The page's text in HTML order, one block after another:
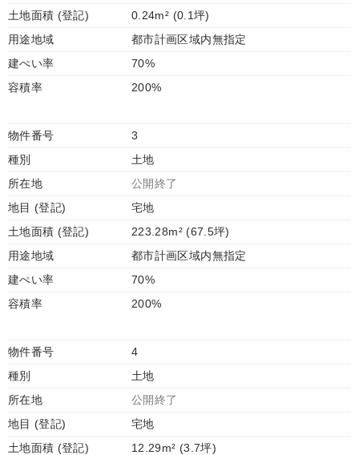
土地面積 (登記)
0.24m² (0.1坪)
用途地域
都市計画区域内無指定
建ぺい率
70%
容積率
200%
物件番号
3
種別
土地
所在地
公開終了
地目 (登記)
宅地
土地面積 (登記)
223.28m² (67.5坪)
用途地域
都市計画区域内無指定
建ぺい率
70%
容積率
200%
物件番号
4
種別
土地
所在地
公開終了
地目 (登記)
宅地
土地面積 (登記)
12.29m² (3.7坪)